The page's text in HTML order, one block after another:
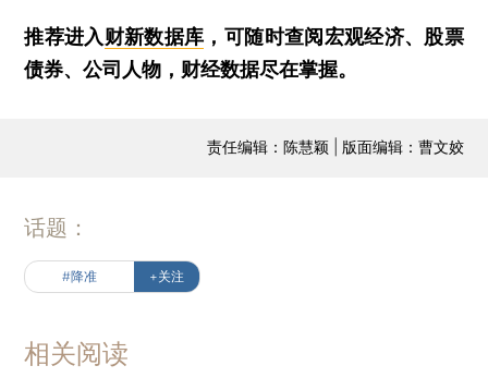
推荐进入财新数据库 ，可随时查阅宏观经济、股票
债券、公司人物，财经数据尽在掌握。
责任编辑：陈慧颖 | 版面编辑：曹文姣
话题：
#降准 +关注
相关阅读